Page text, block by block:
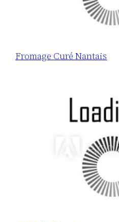
Fromage Curé Nantais